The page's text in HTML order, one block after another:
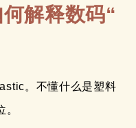
解释数码“
。不懂什么是塑料